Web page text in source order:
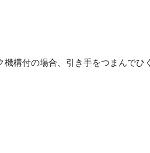
構付の場合、引き手をつまんでひ